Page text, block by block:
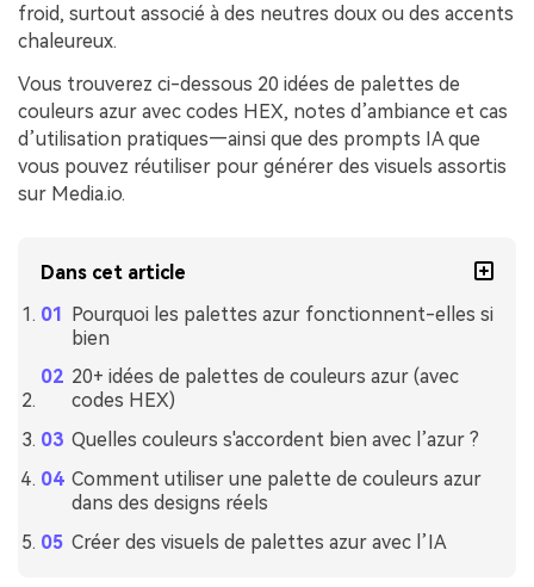
froid, surtout associé à des neutres doux ou des accents
chaleureux.
Vous trouverez ci-dessous 20 idées de palettes de
couleurs azur avec codes HEX, notes d’ambiance et cas
d’utilisation pratiques—ainsi que des prompts IA que
vous pouvez réutiliser pour générer des visuels assortis
sur Media.io.
Dans cet article
Pourquoi les palettes azur fonctionnent-elles si
bien
20+ idées de palettes de couleurs azur (avec
codes HEX)
Quelles couleurs s'accordent bien avec l’azur ?
Comment utiliser une palette de couleurs azur
dans des designs réels
Créer des visuels de palettes azur avec l’IA